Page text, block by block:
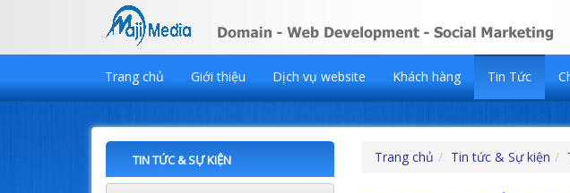
Trang chủ Giới thiệu Dịch vụ website Khách hàng Tin Tức
TIN TỨC & SỰ KIỆN Trang chủ Tin tức & Sự kiện